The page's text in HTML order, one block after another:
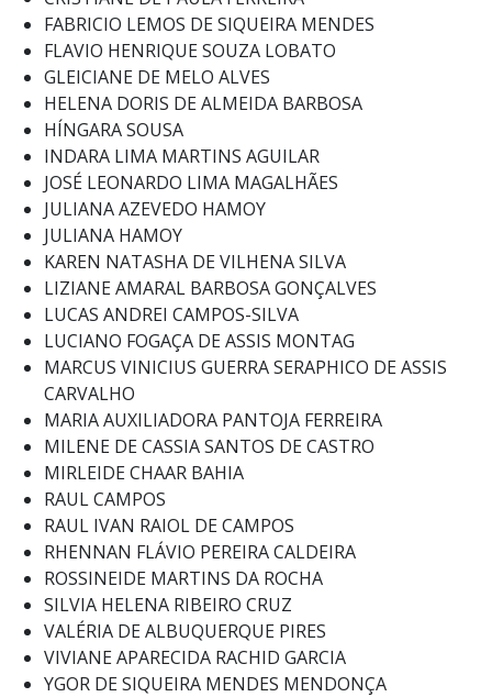
FABRICIO LEMOS DE SIQUEIRA MENDES
FLAVIO HENRIQUE SOUZA LOBATO
GLEICIANE DE MELO ALVES
HELENA DORIS DE ALMEIDA BARBOSA
HÍNGARA SOUSA
INDARA LIMA MARTINS AGUILAR
JOSÉ LEONARDO LIMA MAGALHÃES
JULIANA AZEVEDO HAMOY
JULIANA HAMOY
KAREN NATASHA DE VILHENA SILVA
LIZIANE AMARAL BARBOSA GONÇALVES
LUCAS ANDREI CAMPOS-SILVA
LUCIANO FOGAÇA DE ASSIS MONTAG
MARCUS VINICIUS GUERRA SERAPHICO DE ASSIS
CARVALHO
MARIA AUXILIADORA PANTOJA FERREIRA
MILENE DE CASSIA SANTOS DE CASTRO
MIRLEIDE CHAAR BAHIA
RAUL CAMPOS
RAUL IVAN RAIOL DE CAMPOS
RHENNAN FLÁVIO PEREIRA CALDEIRA
ROSSINEIDE MARTINS DA ROCHA
SILVIA HELENA RIBEIRO CRUZ
VALÉRIA DE ALBUQUERQUE PIRES
VIVIANE APARECIDA RACHID GARCIA
YGOR DE SIQUEIRA MENDES MENDONÇA